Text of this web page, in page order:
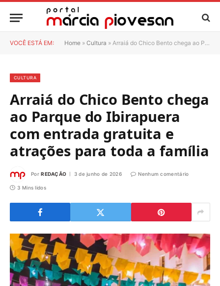
VOCÊ ESTÁ EM: Home » Cultura » Arraiá do Chico Bento chega ao Parque do Ibirapuera com entrada gratuita e atrações para toda a família
CULTURA
Arraiá do Chico Bento chega
ao Parque do Ibirapuera
com entrada gratuita e
atrações para toda a família
Por REDAÇÃO 3 de junho de 2026 Nenhum comentário
3 Mins lidos